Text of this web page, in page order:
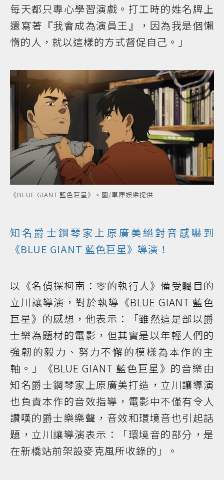
每天都只專心學習演戲。打工時的姓名牌上
還寫著『我會成為演員王』，因為我是個懶
惰的人，就以這樣的方式督促自己。」
《BLUE GIANT 藍色巨星》。圖/車庫娛樂提供
知名爵士鋼琴家上原廣美絕對音感嚇到
《BLUE GIANT 藍色巨星》導演！
以《名偵探柯南：零的執行人》備受矚目的
立川讓導演，對於執導《BLUE GIANT 藍色
巨星》的感想，他表示：「雖然這是部以爵
士樂為題材的電影，但其實是以年輕人們的
強韌的毅力、努力不懈的模樣為本作的主
軸。」《BLUE GIANT 藍色巨星》的音樂由
知名爵士鋼琴家上原廣美打造，立川讓導演
也負責本作的音效指導，電影中不僅有令人
讚嘆的爵士樂樂聲，音效和環境音也引起話
題，立川讓導演表示：「環境音的部分，是
在新橋站前架設麥克風所收錄的」。